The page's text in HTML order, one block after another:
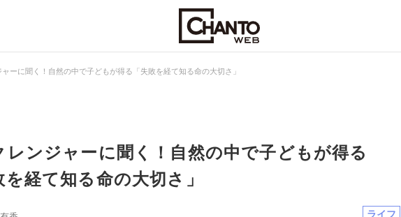
ーに聞く！自然の中で子どもが得る「失敗を経て知る命の大切さ」
レンジャーに聞く！自然の中で子どもが得る
を経て知る命の大切さ」
ライフ